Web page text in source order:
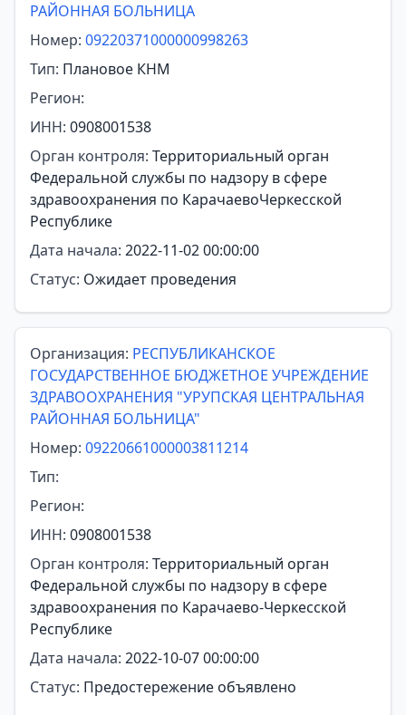
РАЙОННАЯ БОЛЬНИЦА
Номер: 09220371000000998263
Тип: Плановое КНМ
Регион:
ИНН: 0908001538
Орган контроля: Территориальный орган
Федеральной службы по надзору в сфере
здравоохранения по КарачаевоЧеркесской
Республике
Дата начала: 2022-11-02 00:00:00
Статус: Ожидает проведения
Организация: РЕСПУБЛИКАНСКОЕ
ГОСУДАРСТВЕННОЕ БЮДЖЕТНОЕ УЧРЕЖДЕНИЕ
ЗДРАВООХРАНЕНИЯ "УРУПСКАЯ ЦЕНТРАЛЬНАЯ
РАЙОННАЯ БОЛЬНИЦА"
Номер: 09220661000003811214
Тип:
Регион:
ИНН: 0908001538
Орган контроля: Территориальный орган
Федеральной службы по надзору в сфере
здравоохранения по Карачаево-Черкесской
Республике
Дата начала: 2022-10-07 00:00:00
Статус: Предостережение объявлено